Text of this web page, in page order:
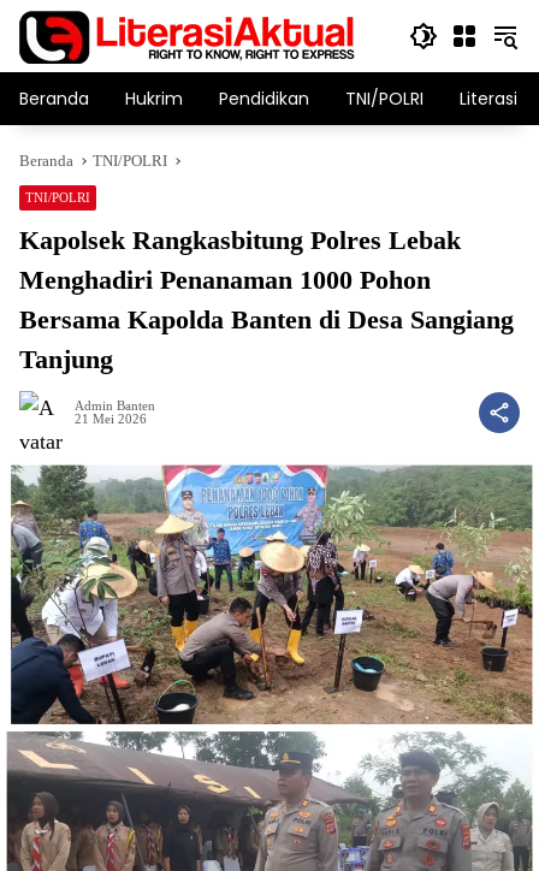
Langsung
konten
Beranda Hukrim Pendidikan TNI/POLRI Literasi
Beranda TNI/POLRI
TNI/POLRI
Kapolsek Rangkasbitung Polres Lebak
Menghadiri Penanaman 1000 Pohon
Bersama Kapolda Banten di Desa Sangiang
Tanjung
Admin Banten
21 Mei 2026